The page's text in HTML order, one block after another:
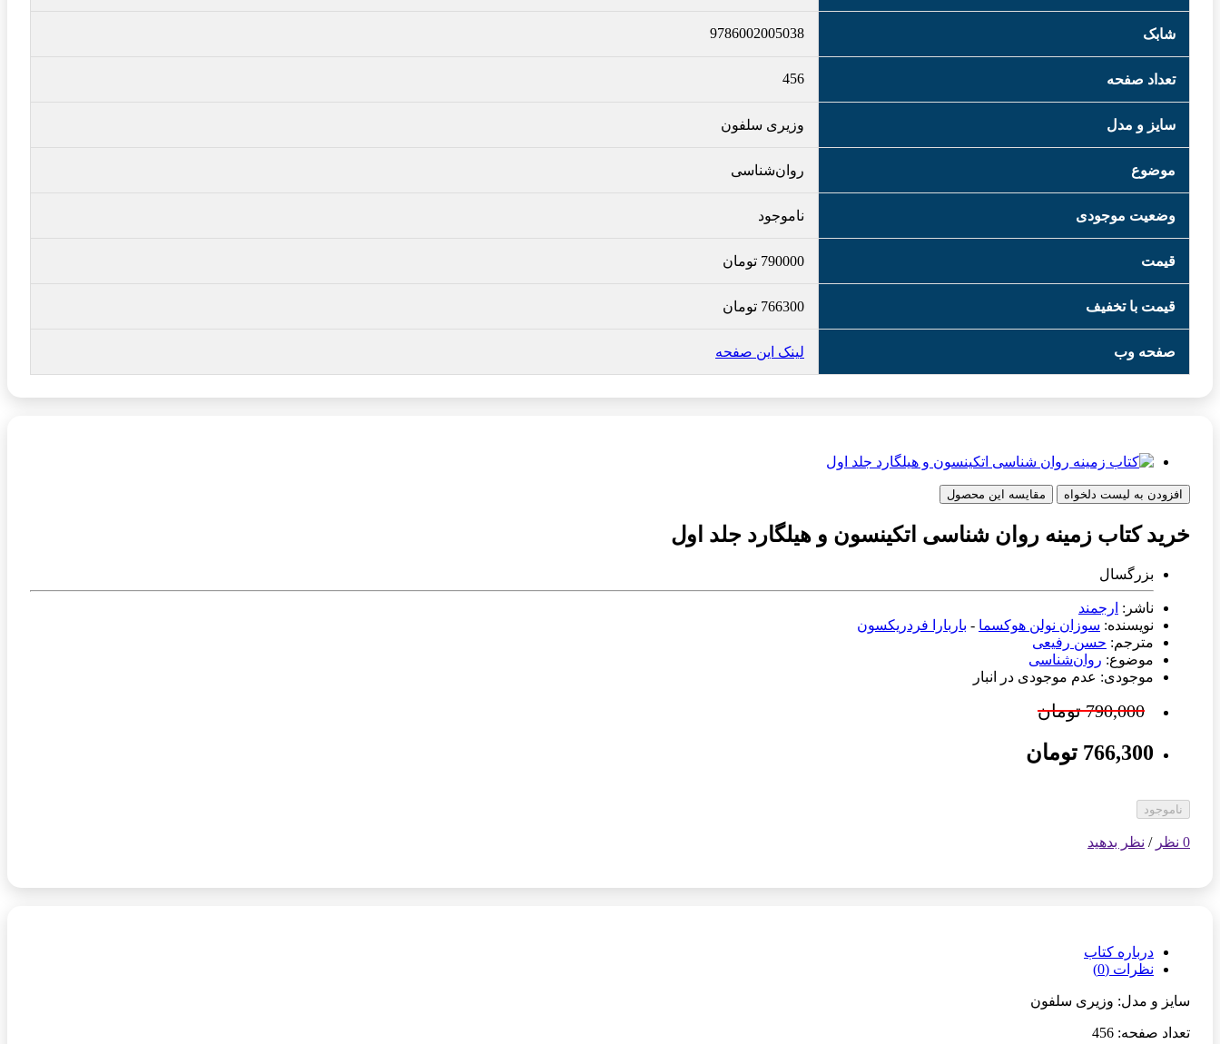
شابک 9786002005038
تعداد صفحه 456
سایز و مدل وزیری سلفون
موضوع روان‌شناسی
وضعیت موجودی ناموجود
قیمت 790000 تومان
قیمت با تخفیف 766300 تومان
صفحه وب لینک این صفحه
افزودن به لیست دلخواه مقایسه این محصول
خرید کتاب زمینه روان شناسی اتکینسون و هیلگارد جلد اول
بزرگسال
ناشر: ارجمند
نویسنده: سوزان نولن هوکسما - باربارا فردریکسون
مترجم: حسن رفیعی
موضوع: روان‌شناسی
موجودی: عدم موجودی در انبار
790,000 تومان
766,300 تومان
ناموجود
0 نظر / نظر بدهید
درباره کتاب
نظرات (0)
سایز و مدل: وزیری سلفون
تعداد صفحه: 456